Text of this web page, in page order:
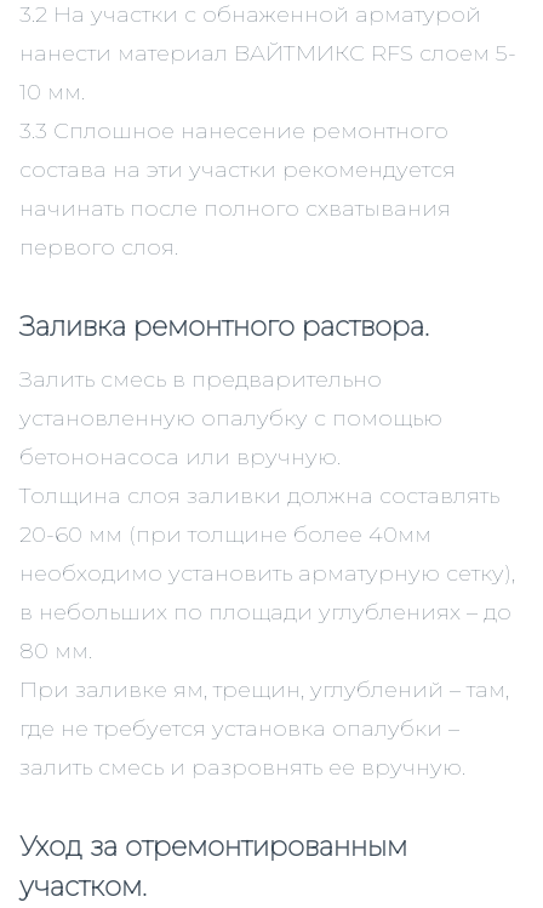
3.2 На участки с обнаженной арматурой
нанести материал ВАЙТМИКС RFS слоем 5-
10 мм.
3.3 Сплошное нанесение ремонтного
состава на эти участки рекомендуется
начинать после полного схватывания
первого слоя.
Заливка ремонтного раствора.
Залить смесь в предварительно
установленную опалубку с помощью
бетононасоса или вручную.
Толщина слоя заливки должна составлять
20-60 мм (при толщине более 40мм
необходимо установить арматурную сетку),
в небольших по площади углублениях – до
80 мм.
При заливке ям, трещин, углублений – там,
где не требуется установка опалубки –
залить смесь и разровнять ее вручную.
Уход за отремонтированным
участком.